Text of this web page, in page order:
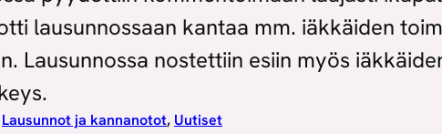
lausunnossaan kantaa mm. iäkkäiden
Lausunnossa nostettiin esiin myös
Lausunnot ja kannanotot, Uutiset